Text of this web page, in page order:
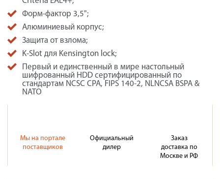
Форм-фактор 3,5";
Алюминиевый корпус;
Защита от взлома;
K-Slot для Kensington lock;
Первый и единственный в мире настольный
шифрованный HDD сертифицированный по
стандартам NCSC CPA, FIPS 140-2, NLNCSA BSPA &
NATO
Мы на портале
поставщиков
Официальный
дилер
Заказ
доставка по
Москве и РФ